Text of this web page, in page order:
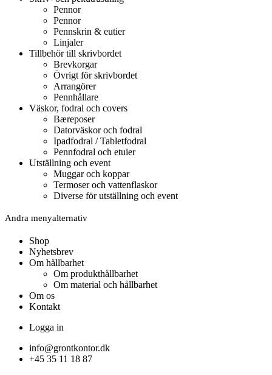
Pennor
Pennor
Pennskrin & eutier
Linjaler
Tillbehör till skrivbordet
Brevkorgar
Övrigt för skrivbordet
Arrangörer
Pennhållare
Väskor, fodral och covers
Bæreposer
Datorväskor och fodral
Ipadfodral / Tabletfodral
Pennfodral och etuier
Utställning och event
Muggar och koppar
Termoser och vattenflaskor
Diverse för utställning och event
Andra menyalternativ
Shop
Nyhetsbrev
Om hållbarhet
Om produkthållbarhet
Om material och hållbarhet
Om os
Kontakt
Logga in
info@grontkontor.dk
+45 35 11 18 87